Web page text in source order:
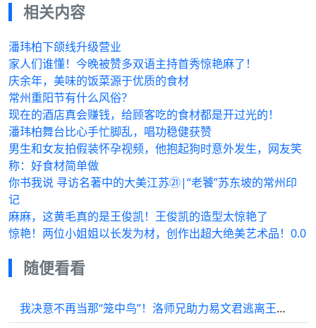
相关内容
潘玮柏下颌线升级营业
家人们谁懂！今晚被赞多双语主持首秀惊艳麻了！
庆余年，美味的饭菜源于优质的食材
常州重阳节有什么风俗？
现在的酒店真会赚钱，给顾客吃的食材都是开过光的！
潘玮柏舞台比心手忙脚乱，唱功稳健获赞
男生和女友拍假装怀孕视频，他抱起狗时意外发生，网友笑
称：好食材简单做
你书我说 寻访名著中的大美江苏㉑|“老饕”苏东坡的常州印
记
麻麻，这黄毛真的是王俊凯！王俊凯的造型太惊艳了
惊艳！两位小姐姐以长发为材，创作出超大绝美艺术品！0.0
随便看看
我决意不再当那“笼中鸟”！洛师兄助力易文君逃离王府，终于与叶鼎之重逢！